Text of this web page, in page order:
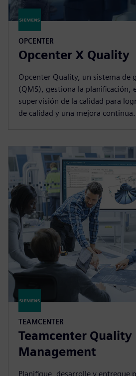
OPCENTER
Opcenter X Quality
Opcenter Quality, un sistema de
(QMS), gestiona la planificación,
supervisión de la calidad para
de calidad y una mejora continua.
TEAMCENTER
Teamcenter Quality
Management
Planifique, desarrolle y entregue